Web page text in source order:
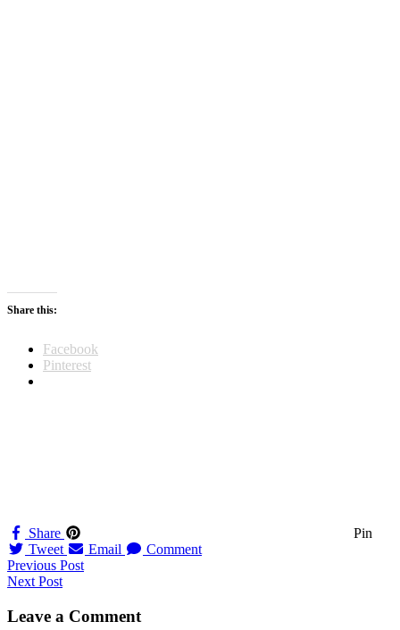
Share this:
Facebook
Pinterest
Share
Pin
Tweet
Email Comment
Navigation
til
indlæg
Previous Post
Next Post
Leave a Comment